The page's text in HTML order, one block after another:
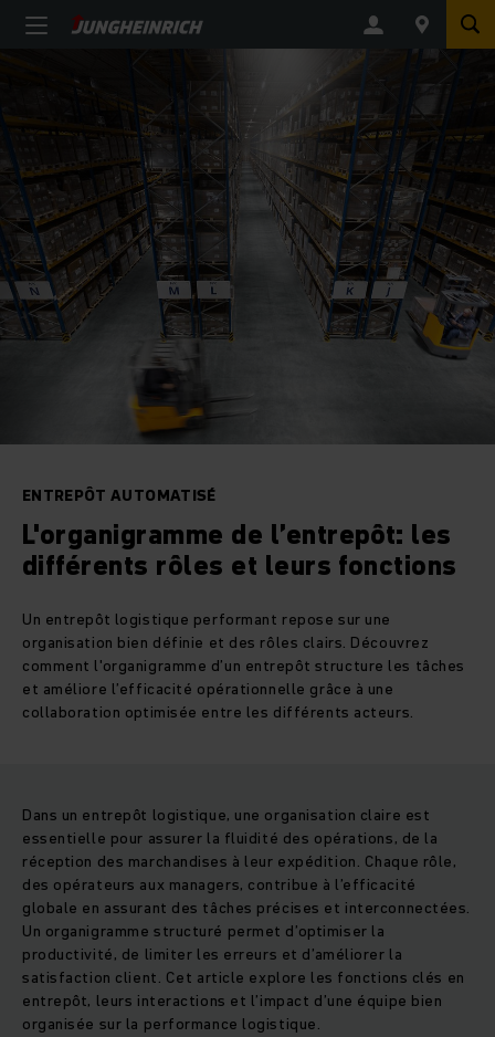
ENTREPÔT AUTOMATISÉ
L'organigramme de l’entrepôt: les
différents rôles et leurs fonctions
Un entrepôt logistique performant repose sur une
organisation bien définie et des rôles clairs. Découvrez
comment l'organigramme d’un entrepôt structure les tâches
et améliore l’efficacité opérationnelle grâce à une
collaboration optimisée entre les différents acteurs.
Dans un entrepôt logistique, une organisation claire est
essentielle pour assurer la fluidité des opérations, de la
réception des marchandises à leur expédition. Chaque rôle,
des opérateurs aux managers, contribue à l’efficacité
globale en assurant des tâches précises et interconnectées.
Un organigramme structuré permet d’optimiser la
productivité, de limiter les erreurs et d’améliorer la
satisfaction client. Cet article explore les fonctions clés en
entrepôt, leurs interactions et l’impact d’une équipe bien
organisée sur la performance logistique.